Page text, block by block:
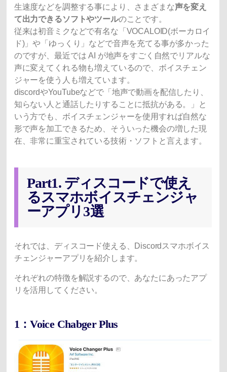
生速度などを調整する事により、さまざまな声を変え
て出力できるソフトやツールのことです。
従来は初音ミクなどで有名な「VOCALOID(ボーカロイ
ド)」や「ゆっくり」などで音声を充てる事が多かった
のですが、最近では AI が地声をすごく自然でリアルな
声に変えてくれる物も増えているので、ボイスチェン
ジャーを使う人も増えています。
discordやYouTubeなどで「地声で動画を配信したり、
知らない人と通話したりすることに抵抗がある。」と
いう方でも、ボイスチェンジャーを使用すれば自然な
形で声を加工できるため、そういった機会の増した現
在、非常に重宝されている技術・ソフトと言えます。
Part1. ディスコードで使え
るスマホボイスチェンジャ
ーアプリ3選
それでは、ディスコード使える、Discordスマホボイス
チェンジャーアプリを紹介します。
それぞれの特徴を解説するので、あなたにあったアプ
リを活用してください。
1：Voice Chabger Plus